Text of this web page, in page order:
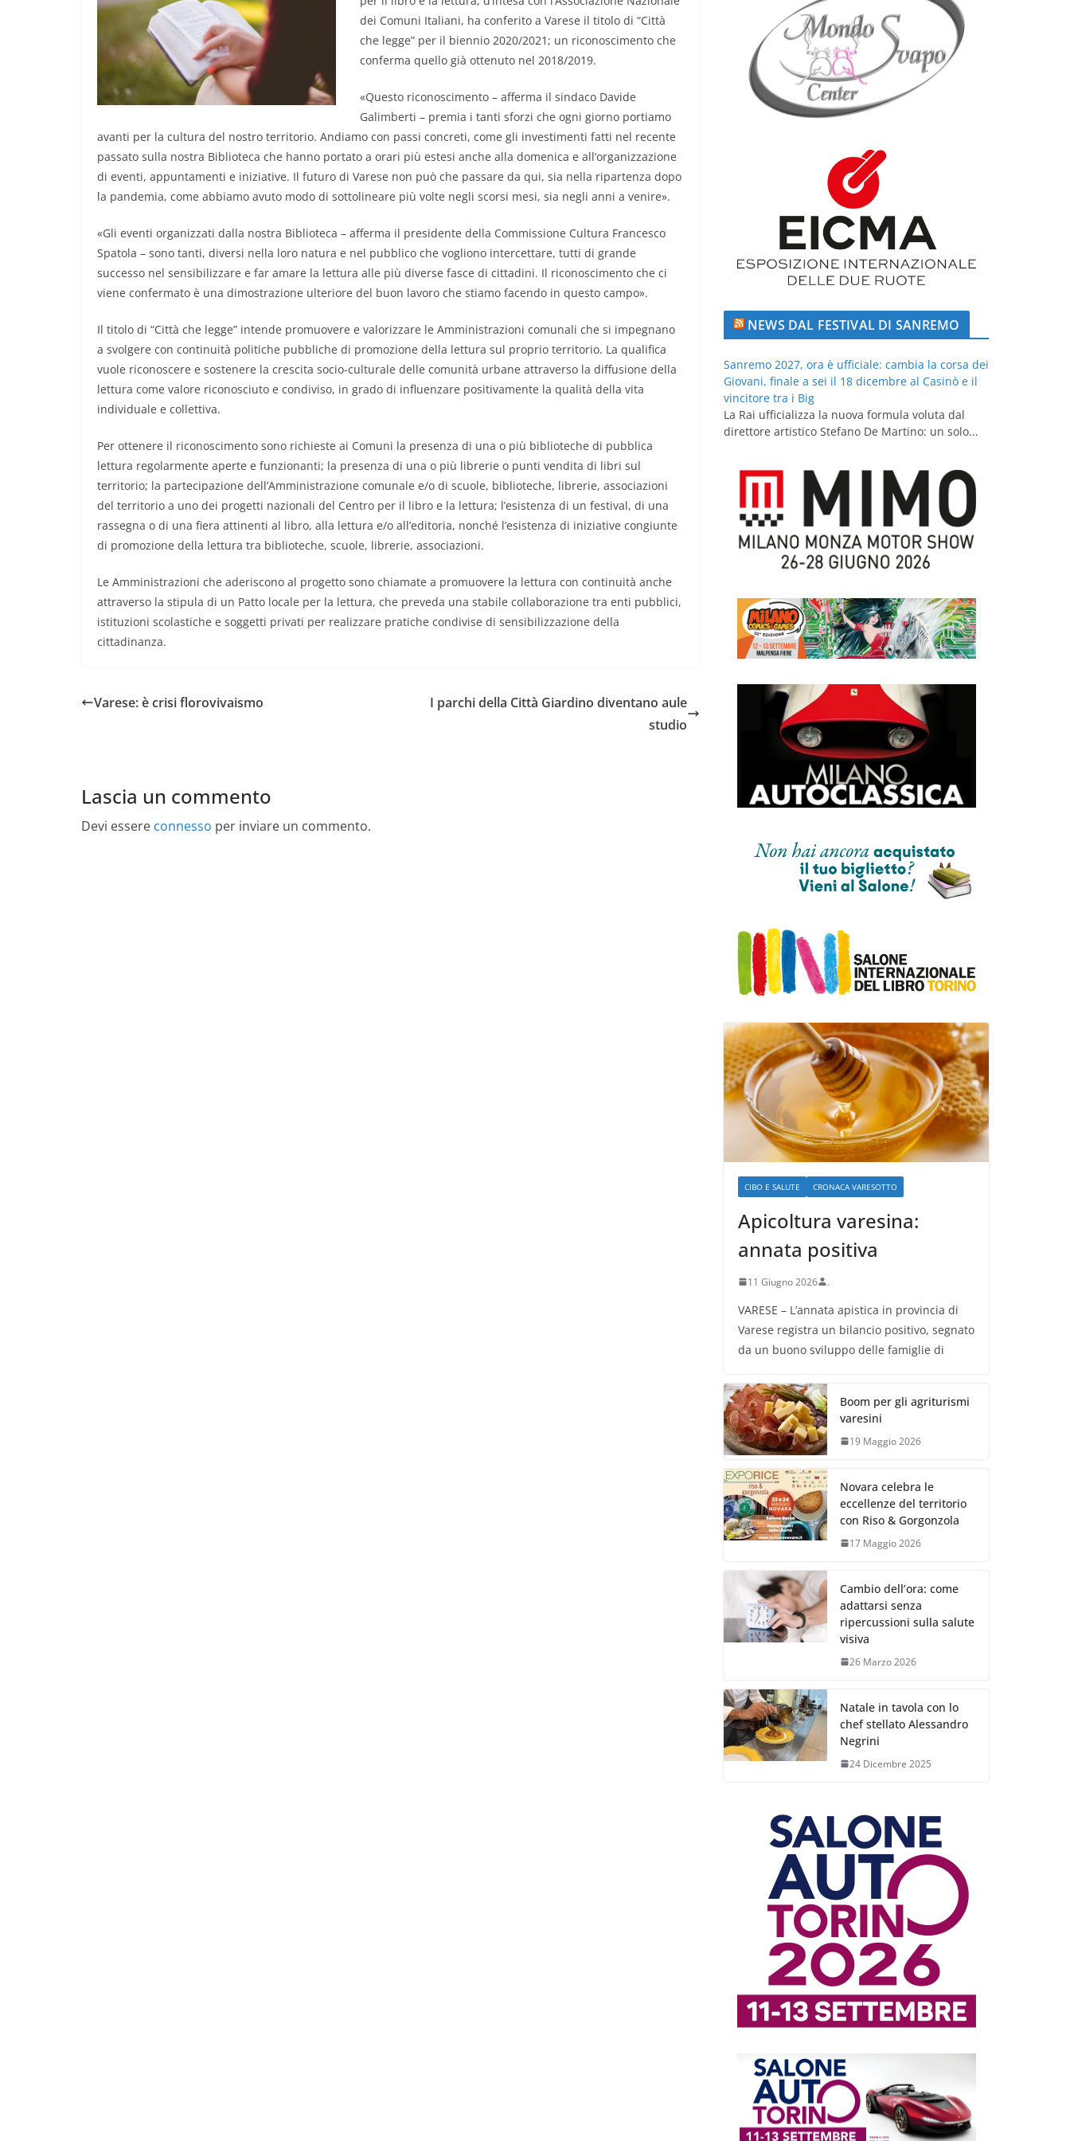
dei Comuni Italiani, ha conferito a Varese il titolo di “Città
che legge” per il biennio 2020/2021; un riconoscimento che
conferma quello già ottenuto nel 2018/2019.
«Questo riconoscimento – afferma il sindaco Davide
Galimberti – premia i tanti sforzi che ogni giorno portiamo
avanti per la cultura del nostro territorio. Andiamo con passi concreti, come gli investimenti fatti nel recente
passato sulla nostra Biblioteca che hanno portato a orari più estesi anche alla domenica e all’organizzazione
di eventi, appuntamenti e iniziative. Il futuro di Varese non può che passare da qui, sia nella ripartenza dopo
la pandemia, come abbiamo avuto modo di sottolineare più volte negli scorsi mesi, sia negli anni a venire».
«Gli eventi organizzati dalla nostra Biblioteca – afferma il presidente della Commissione Cultura Francesco
Spatola – sono tanti, diversi nella loro natura e nel pubblico che vogliono intercettare, tutti di grande
successo nel sensibilizzare e far amare la lettura alle più diverse fasce di cittadini. Il riconoscimento che ci
viene confermato è una dimostrazione ulteriore del buon lavoro che stiamo facendo in questo campo».
Il titolo di “Città che legge” intende promuovere e valorizzare le Amministrazioni comunali che si impegnano
a svolgere con continuità politiche pubbliche di promozione della lettura sul proprio territorio. La qualifica
vuole riconoscere e sostenere la crescita socio-culturale delle comunità urbane attraverso la diffusione della
lettura come valore riconosciuto e condiviso, in grado di influenzare positivamente la qualità della vita
individuale e collettiva.
Per ottenere il riconoscimento sono richieste ai Comuni la presenza di una o più biblioteche di pubblica
lettura regolarmente aperte e funzionanti; la presenza di una o più librerie o punti vendita di libri sul
territorio; la partecipazione dell’Amministrazione comunale e/o di scuole, biblioteche, librerie, associazioni
del territorio a uno dei progetti nazionali del Centro per il libro e la lettura; l’esistenza di un festival, di una
rassegna o di una ﬁera attinenti al libro, alla lettura e/o all’editoria, nonché l’esistenza di iniziative congiunte
di promozione della lettura tra biblioteche, scuole, librerie, associazioni.
Le Amministrazioni che aderiscono al progetto sono chiamate a promuovere la lettura con continuità anche
attraverso la stipula di un Patto locale per la lettura, che preveda una stabile collaborazione tra enti pubblici,
istituzioni scolastiche e soggetti privati per realizzare pratiche condivise di sensibilizzazione della
cittadinanza.
Varese: è crisi florovivaismo
I parchi della Città Giardino diventano aule
studio
Lascia un commento
Devi essere connesso per inviare un commento.
NEWS DAL FESTIVAL DI SANREMO
Sanremo 2027, ora è ufficiale: cambia la corsa dei
Giovani, finale a sei il 18 dicembre al Casinò e il
vincitore tra i Big
La Rai ufficializza la nuova formula voluta dal
direttore artistico Stefano De Martino: un solo...
CIBO E SALUTE CRONACA VARESOTTO
Apicoltura varesina:
annata positiva
11 Giugno 2026 .
VARESE – L’annata apistica in provincia di
Varese registra un bilancio positivo, segnato
da un buono sviluppo delle famiglie di
Boom per gli agriturismi
varesini
19 Maggio 2026
Novara celebra le
eccellenze del territorio
con Riso & Gorgonzola
17 Maggio 2026
Cambio dell’ora: come
adattarsi senza
ripercussioni sulla salute
visiva
26 Marzo 2026
Natale in tavola con lo
chef stellato Alessandro
Negrini
24 Dicembre 2025